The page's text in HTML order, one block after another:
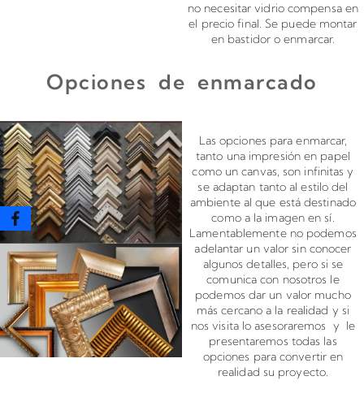
no necesitar vidrio compensa en
el precio final. Se puede montar
en bastidor o enmarcar.
Opciones de enmarcado
Las opciones para enmarcar,
tanto una impresión en papel
como un canvas, son infinitas y
se adaptan tanto al estilo del
ambiente al que está destinado
como a la imagen en sí.
Lamentablemente no podemos
adelantar un valor sin conocer
algunos detalles, pero si se
comunica con nosotros le
podemos dar un valor mucho
más cercano a la realidad y si
nos visita lo asesoraremos y le
presentaremos todas las
opciones para convertir en
realidad su proyecto.